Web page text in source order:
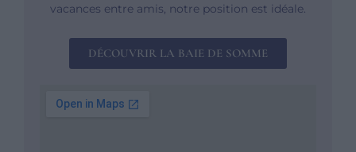
vacances entre amis, notre position est idéale.
DÉCOUVRIR LA BAIE DE SOMME